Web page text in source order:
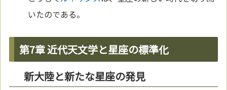
いたのである。
第7章 近代天文学と星座の標準化
新大陸と新たな星座の発見